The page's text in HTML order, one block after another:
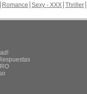
Romance Sexy - XXX Thriller